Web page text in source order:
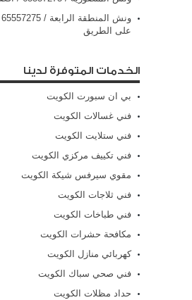
على الطريق
الخدمات المتوفرة لدينا
بي ان سبورت الكويت
فني غسالات الكويت
فني ستلايت الكويت
فني تكييف مركزي الكويت
مقوي سيرفس شيكة الكويت
فني ثلاجات الكويت
فني طباخات الكويت
مكافحة حشرات الكويت
كهربائي منازل الكويت
فني صحي سباك الكويت
حداد مظلات الكويت